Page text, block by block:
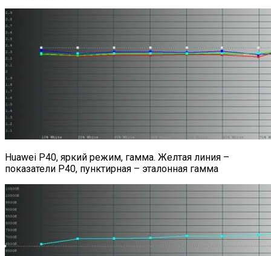
Huawei P40, яркий режим, гамма. Желтая линия –
показатели P40, пунктирная – эталонная гамма